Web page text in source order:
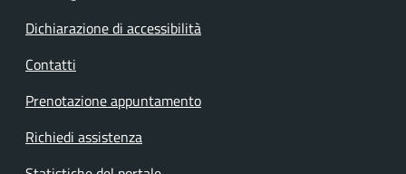
Dichiarazione di accessibilità
Contatti
Prenotazione appuntamento
Richiedi assistenza